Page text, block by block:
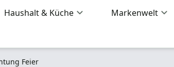
Haushalt & Küche Markenwelt
Feier